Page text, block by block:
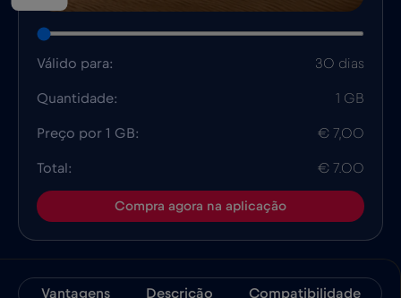
Válido para: 30 dias
Quantidade: 1 GB
Preço por 1 GB: € 7,00
Total: € 7.00
Compra agora na aplicação
Vantagens Descrição Compatibilidade